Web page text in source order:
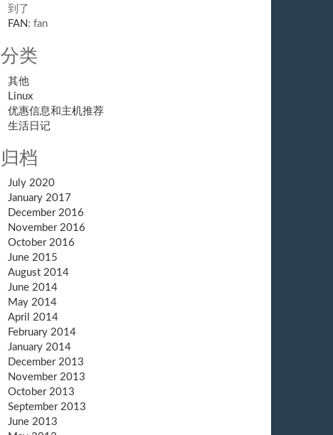
到了
FAN : fan
分类
其他
Linux
优惠信息和主机推荐
生活日记
归档
July 2020
January 2017
December 2016
November 2016
October 2016
June 2015
August 2014
June 2014
May 2014
April 2014
February 2014
January 2014
December 2013
November 2013
October 2013
September 2013
June 2013